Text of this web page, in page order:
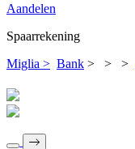
Aandelen
Spaarrekening
Miglia > Bank > > >